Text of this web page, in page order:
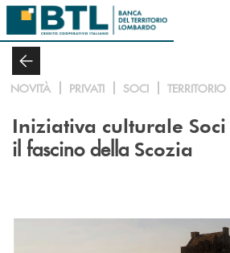
Salta al contenuto principale
NOVITÀ PRIVATI SOCI TERRITORIO
Iniziativa culturale
il fascino della Scozia